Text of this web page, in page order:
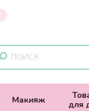
Макияж
для